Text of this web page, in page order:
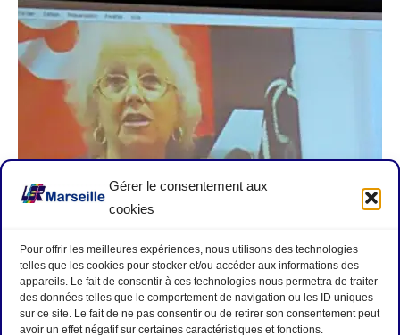
Gérer le consentement aux
cookies
Pour offrir les meilleures expériences, nous utilisons des technologies
telles que les cookies pour stocker et/ou accéder aux informations des
appareils. Le fait de consentir à ces technologies nous permettra de traiter
des données telles que le comportement de navigation ou les ID uniques
sur ce site. Le fait de ne pas consentir ou de retirer son consentement peut
avoir un effet négatif sur certaines caractéristiques et fonctions.